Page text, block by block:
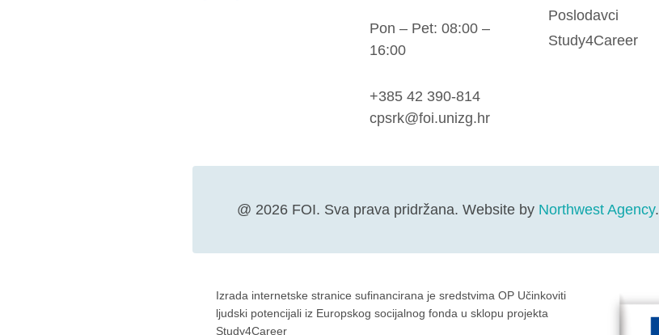
Pon – Pet: 08:00 –
16:00
+385 42 390-814
cpsrk@foi.unizg.hr
Poslodavci
Study4Career
@ 2026 FOI. Sva prava pridržana. Website by Northwest Agency.
Izrada internetske stranice sufinancirana je sredstvima OP Učinkoviti
ljudski potencijali iz Europskog socijalnog fonda u sklopu projekta
Study4Career